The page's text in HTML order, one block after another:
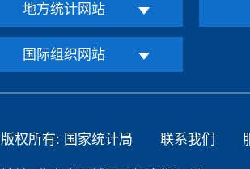
地方统计网站
国际组织网站
版权所有: 国家统计局 联系我们